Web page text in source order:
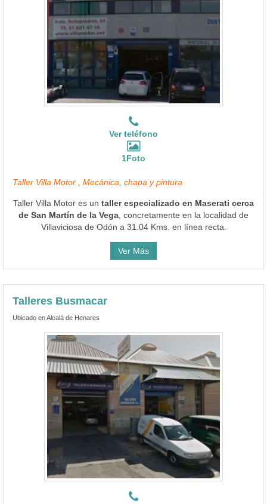
Ver teléfono
1Foto
Taller Villa Motor , Mecánica, chapa y pintura
Taller Villa Motor es un taller especializado en Maserati cerca
de San Martín de la Vega , concretamente en la localidad de
Villaviciosa de Odón a 31.04 Kms. en línea recta.
Ver Más
Talleres Busmacar
Ubicado en Alcalá de Henares